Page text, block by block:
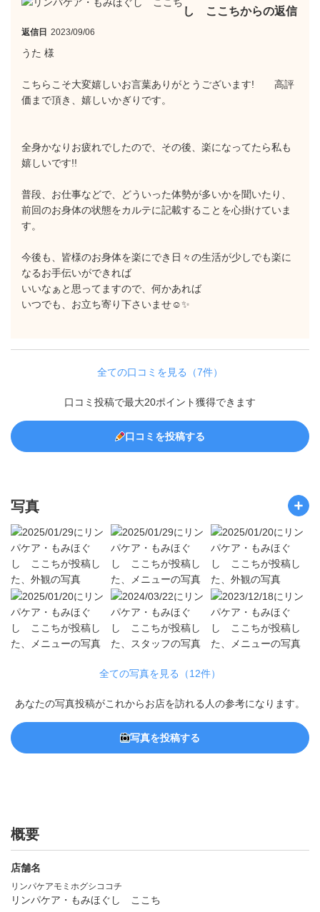
し ここちからの返信
返信日 2023/09/06
うた 様
こちらこそ大変嬉しいお言葉ありがとうございます! 高評
価まで頂き、嬉しいかぎりです。
全身かなりお疲れでしたので、その後、楽になってたら私も
嬉しいです!!
普段、お仕事などで、どういった体勢が多いかを聞いたり、
前回のお身体の状態をカルテに記載することを心掛けていま
す。
今後も、皆様のお身体を楽にでき日々の生活が少しでも楽に
なるお手伝いができれば
いいなぁと思ってますので、何かあれば
いつでも、お立ち寄り下さいませ☺️✨
全ての口コミを見る（7件）
口コミ投稿で最大20ポイント獲得できます
口コミを投稿する
写真
全ての写真を見る（12件）
あなたの写真投稿がこれからお店を訪れる人の参考になります。
写真を投稿する
概要
店舗名
リンパケアモミホグシココチ
リンパケア・もみほぐし ここち